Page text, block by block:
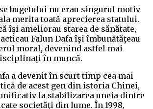
bugetului nu erau singurul motiv
merita toată aprecierea statului.
îşi ameliorau starea de sănătate,
Falun Dafa îşi îmbunătăţeau
moral, devenind astfel mai
în muncă.
a devenit în scurt timp cea mai
de acest gen din istoria Chinei,
la stabilizarea uneia dintre
societăţi din lume. În 1998,